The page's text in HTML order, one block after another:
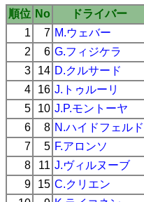
順位 No ドライバー
1
7 M.ウェバー
2
6 G.フィジケラ
3
14 D.クルサード
4
16 J.トゥルーリ
5
10 J.P.モントーヤ
6
8 N.ハイドフェルド
7
5 F.アロンソ
8
11 J.ヴィルヌーブ
9
15 C.クリエン